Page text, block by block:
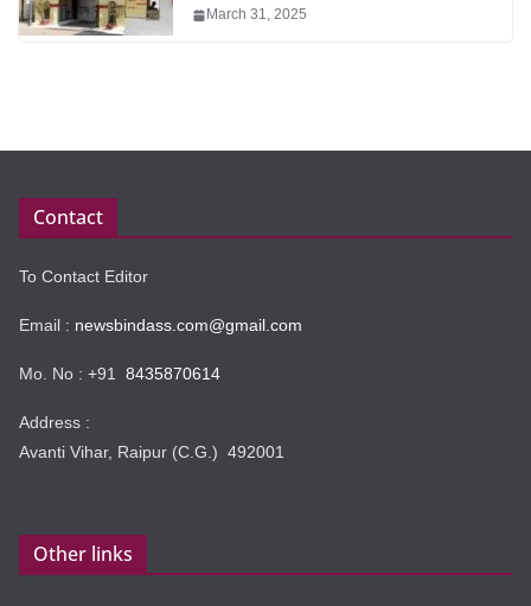
March 31, 2025
Contact
To Contact Editor
Email : newsbindass.com@gmail.com
Mo. No : +91 8435870614
Address :
Avanti Vihar, Raipur (C.G.) 492001
Other links